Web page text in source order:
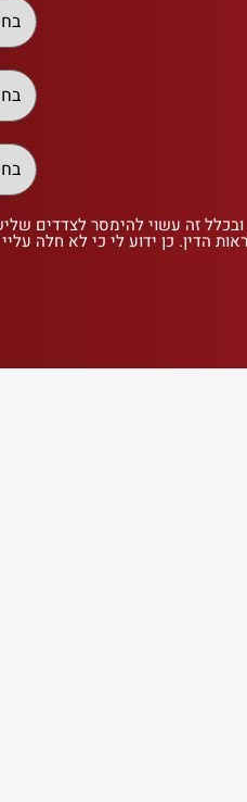
זה עשוי להימסר לצדדים
הדין. כן ידוע לי כי לא חלה